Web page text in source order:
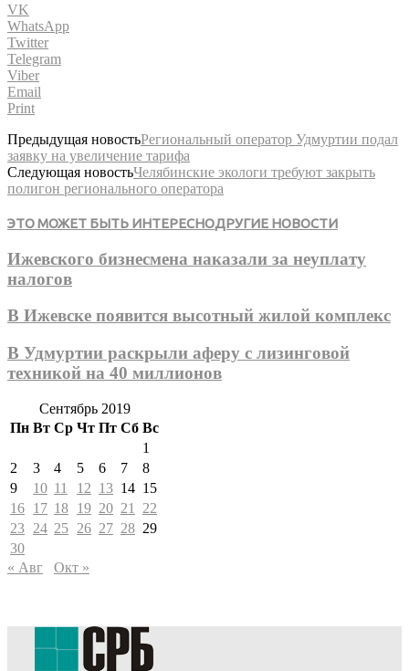
VK
WhatsApp
Twitter
Telegram
Viber
Email
Print
Предыдущая новостьРегиональный оператор Удмуртии подал
заявку на увеличение тарифа
Следующая новостьЧелябинские экологи требуют закрыть
полигон регионального оператора
ЭТО МОЖЕТ БЫТЬ ИНТЕРЕСНОДРУГИЕ НОВОСТИ
Ижевского бизнесмена наказали за неуплату
налогов
В Ижевске появится высотный жилой комплекс
В Удмуртии раскрыли аферу с лизинговой
техникой на 40 миллионов
Сентябрь 2019
Пн Вт Ср Чт Пт Сб Вс
1
2
3 4 5 6 7
8
9
10 11 12 13 14 15
16 17 18 19 20 21
22
23 24 25 26 27 28 29
30
« Авг
Окт »